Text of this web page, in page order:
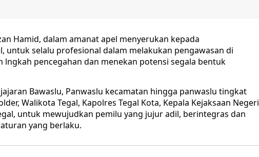
Hamid, dalam amanat apel menyerukan kepada
untuk selalu profesional dalam melakukan pengawasan di
lngkah pencegahan dan menekan potensi segala bentuk
Bawaslu, Panwaslu kecamatan hingga panwaslu tingkat
Walikota Tegal, Kapolres Tegal Kota, Kepala Kejaksaan Negeri
untuk mewujudkan pemilu yang jujur adil, berintegras dan
yang berlaku.